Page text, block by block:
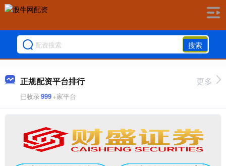
搜索
正规配资平台排行
已收录999+家平台
更多